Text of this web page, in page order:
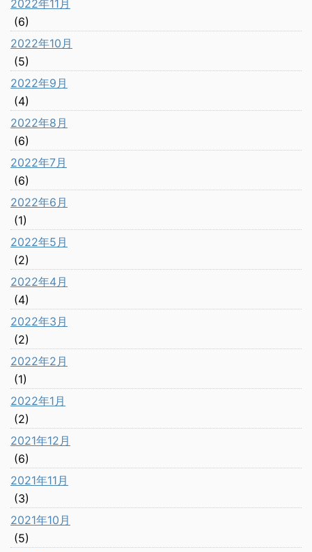
2022年11月
(6)
2022年10月
(5)
2022年9月
(4)
2022年8月
(6)
2022年7月
(6)
2022年6月
(1)
2022年5月
(2)
2022年4月
(4)
2022年3月
(2)
2022年2月
(1)
2022年1月
(2)
2021年12月
(6)
2021年11月
(3)
2021年10月
(5)